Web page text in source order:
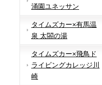
涌園ユネッサン
タイムズカー×有馬温
泉 太閤の湯
タイムズカー×飛鳥ド
ライビングカレッジ川
崎